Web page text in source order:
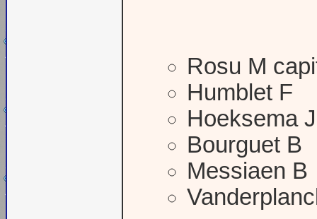
Rosu M
Humblet F
Hoeksema J
Bourguet B
Messiaen B